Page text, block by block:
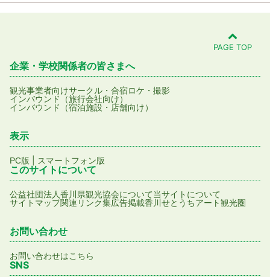
PAGE TOP
企業・学校関係者の皆さまへ
観光事業者向けサークル・合宿ロケ・撮影
インバウンド（旅行会社向け）
インバウンド（宿泊施設・店舗向け）
表示
PC版 スマートフォン版
このサイトについて
公益社団法人香川県観光協会について当サイトについて
サイトマップ関連リンク集広告掲載香川せとうちアート観光圏
お問い合わせ
お問い合わせはこちら
SNS